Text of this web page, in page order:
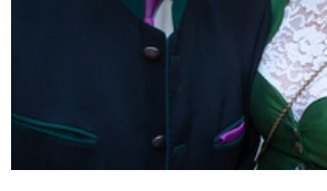
Abschnitt Einzelheiten
Wir verwenden Cookies, um Inhalte
personalisieren, Funktionen für
zu können und die Zugriffe auf unsere
analysieren. Außerdem geben wir
Verwendung unserer Website an